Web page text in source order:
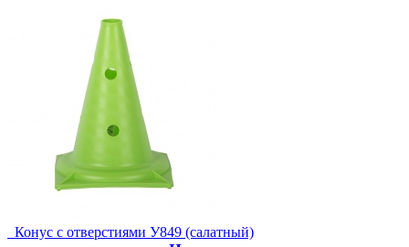
Конус с отверстиями У849 (салатный)